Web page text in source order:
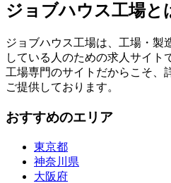
ジョブハウス工場と
ジョブハウス工場は、工場・製
している人のための求人サイト
工場専門のサイトだからこそ、
ご提供しております。
おすすめのエリア
東京都
神奈川県
大阪府